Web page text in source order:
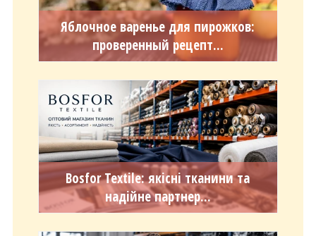
Яблочное варенье для пирожков:
проверенный рецепт...
Bosfor Textile: якісні тканини та
надійне партнер...